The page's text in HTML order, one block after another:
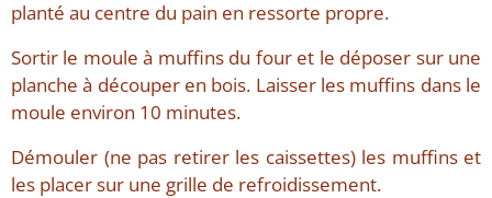
planté au centre du pain en ressorte propre.
Sortir le moule à muffins du four et le déposer sur une
planche à découper en bois. Laisser les muffins dans le
moule environ 10 minutes.
Démouler (ne pas retirer les caissettes) les muffins et
les placer sur une grille de refroidissement.